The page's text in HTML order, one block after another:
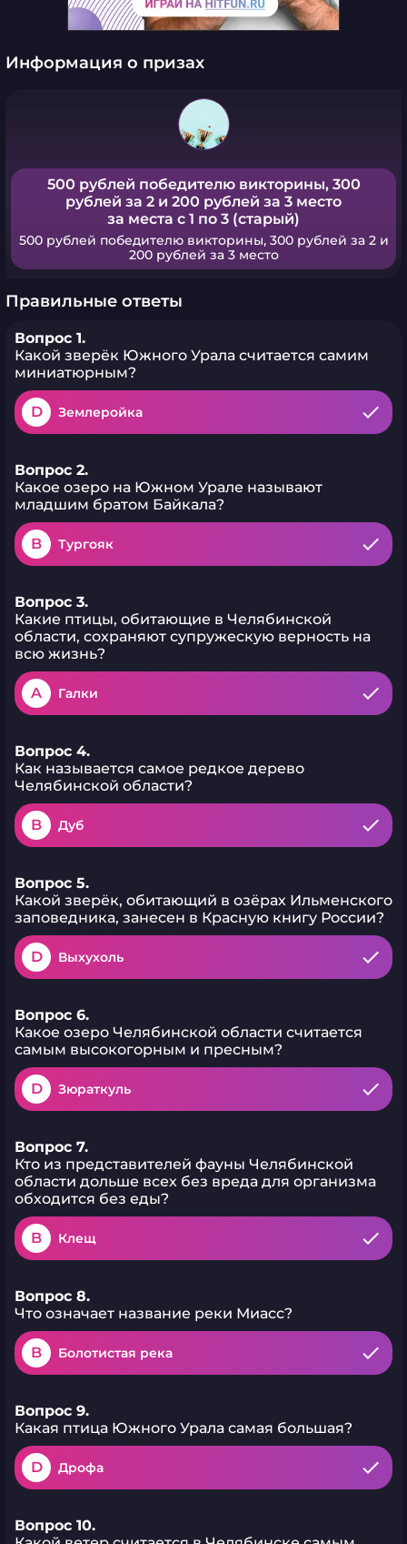
Информация о призах
500 рублей победителю викторины, 300
рублей за 2 и 200 рублей за 3 место
за места с 1 по 3 (старый)
500 рублей победителю викторины, 300 рублей за 2 и
200 рублей за 3 место
Правильные ответы
Вопрос 1.
Какой зверёк Южного Урала считается самим
миниатюрным?
D Землеройка
Вопрос 2.
Какое озеро на Южном Урале называют
младшим братом Байкала?
B Тургояк
Вопрос 3.
Какие птицы, обитающие в Челябинской
области, сохраняют супружескую верность на
всю жизнь?
A Галки
Вопрос 4.
Как называется самое редкое дерево
Челябинской области?
B Дуб
Вопрос 5.
Какой зверёк, обитающий в озёрах Ильменского
заповедника, занесен в Красную книгу России?
D Выхухоль
Вопрос 6.
Какое озеро Челябинской области считается
самым высокогорным и пресным?
D Зюраткуль
Вопрос 7.
Кто из представителей фауны Челябинской
области дольше всех без вреда для организма
обходится без еды?
B Клещ
Вопрос 8.
Что означает название реки Миасс?
B Болотистая река
Вопрос 9.
Какая птица Южного Урала самая большая?
D Дрофа
Вопрос 10.